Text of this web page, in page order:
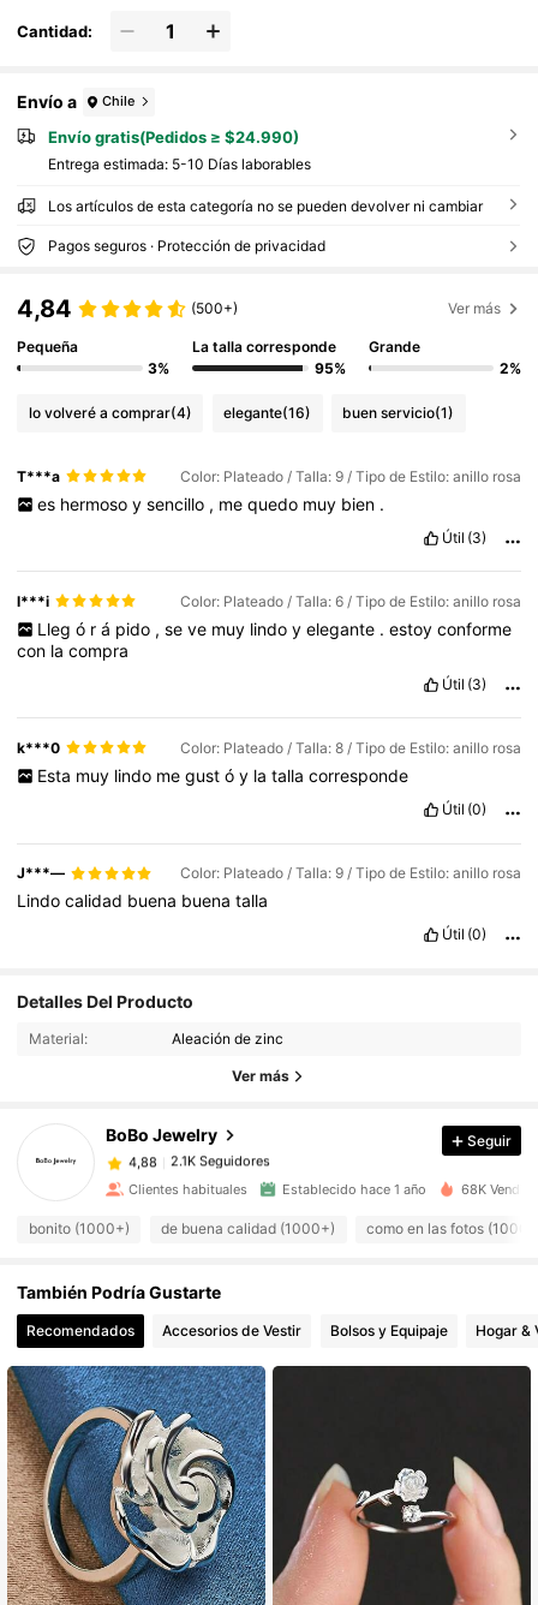
Cantidad:
Envío a Chile
Envío gratis(Pedidos ≥ $24.990)
Entrega estimada: 5-10 Días laborables
Los artículos de esta categoría no se pueden devolver ni cambiar
Pagos seguros · Protección de privacidad
4,84 (500+) Ver más
Pequeña
3%
La talla corresponde
95%
Grande
2%
lo volveré a comprar(4) elegante(16) buen servicio(1)
T***a Color: Plateado / Talla: 9 / Tipo de Estilo: anillo rosa
es hermoso y sencillo , me quedo muy bien .
Útil (3)
l***i Color: Plateado / Talla: 6 / Tipo de Estilo: anillo rosa
Lleg ó r á pido , se ve muy lindo y elegante . estoy conforme
con lacompra
Útil (3)
k***0 Color: Plateado / Talla: 8 / Tipo de Estilo: anillo rosa
Esta muy lindo me gust ó y la talla corresponde
Útil (0)
J***— Color: Plateado / Talla: 9 / Tipo de Estilo: anillo rosa
Lindocalidad buena buenatalla
Útil (0)
Detalles Del Producto
Material: Aleación de zinc
Ver más
BoBo Jewelry
4,88 2.1K Seguidores
2.1K Seguidores
4,88
2.1K Seguidores
c***e pagóHace 1 día
4,88 2.1K Seguidores
4,88 2.1K Seguidores
4,88 2.1K Seguidores
4,88 2.1K Seguidores
4,88 2.1K Seguidores
Seguir
Clientes habituales Establecido hace 1 año 68K
bonito (1000+) de buena calidad (1000+) como en las fotos
También Podría Gustarte
Recomendados Accesorios de Vestir Bolsos y Equipaje Hogar &